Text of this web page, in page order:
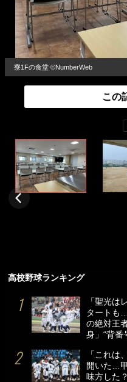
寮1Fの食堂 ©NumberWeb
この
高校野球ランキング
「聖光は
タートも
の絶対王
身」“背番
「これは
開いた…
味方した